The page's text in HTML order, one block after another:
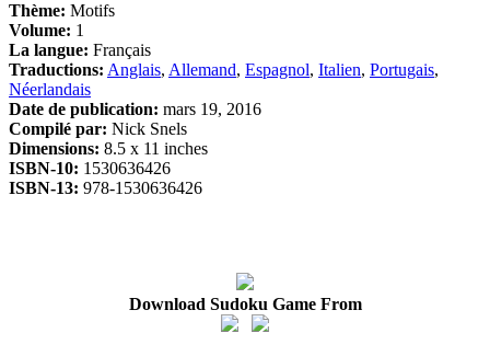
Thème: Motifs
Volume: 1
La langue: Français
Traductions: Anglais, Allemand, Espagnol, Italien, Portugais,
Néerlandais
Date de publication: mars 19, 2016
Compilé par: Nick Snels
Dimensions: 8.5 x 11 inches
ISBN-10: 1530636426
ISBN-13: 978-1530636426
Download Sudoku Game From